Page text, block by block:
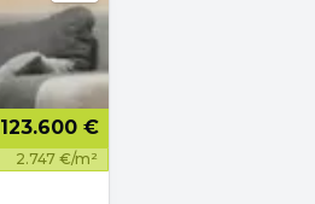
123.600 €
2.747 €/m²